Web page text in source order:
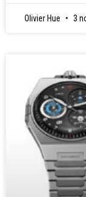
Olivier Hue 3